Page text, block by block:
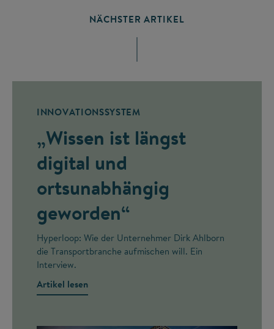
NÄCHSTER ARTIKEL
INNOVATIONSSYSTEM
„Wissen ist längst
digital und
ortsunabhängig
geworden“
Hyperloop: Wie der Unternehmer Dirk Ahlborn
die Transportbranche aufmischen will. Ein
Interview.
Artikel lesen